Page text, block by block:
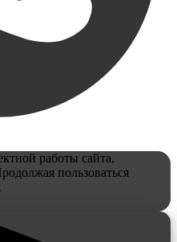
работы сайта,
пользоваться